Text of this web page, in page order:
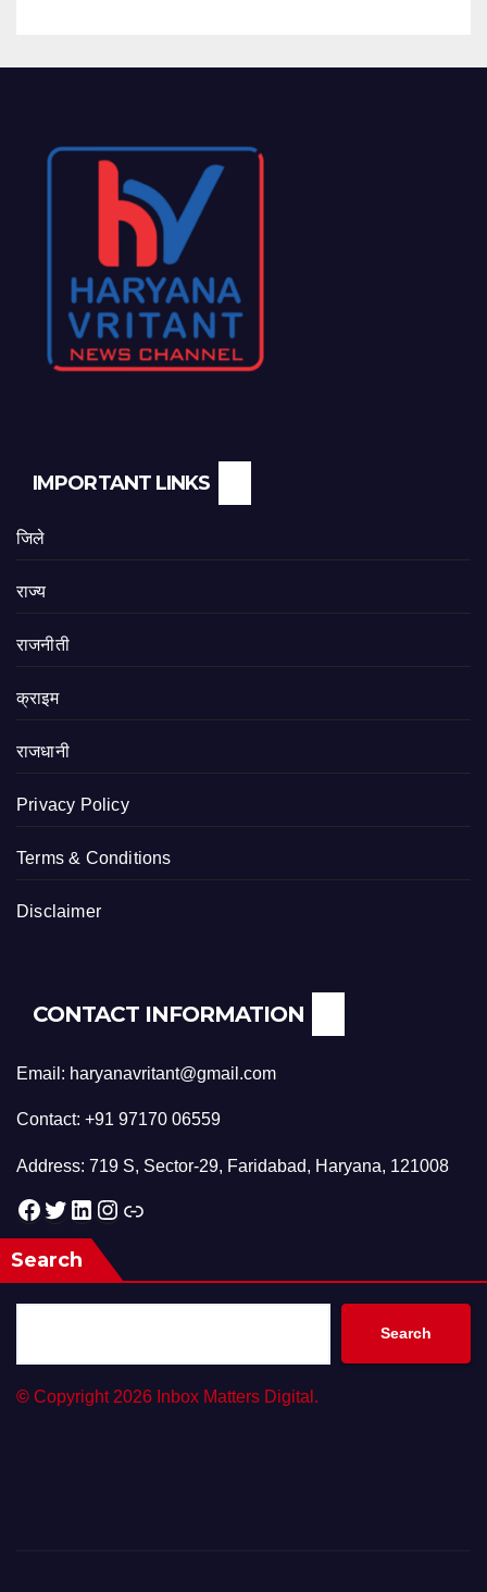
IMPORTANT LINKS
जिले
राज्य
राजनीती
क्राइम
राजधानी
Privacy Policy
Terms & Conditions
Disclaimer
CONTACT INFORMATION
Email: haryanavritant@gmail.com
Contact: +91 97170 06559
Address: 719 S, Sector-29, Faridabad, Haryana, 121008
Facebook Twitter LinkedIn Instagram Link
Search
Search
© Copyright 2026 Inbox Matters Digital.